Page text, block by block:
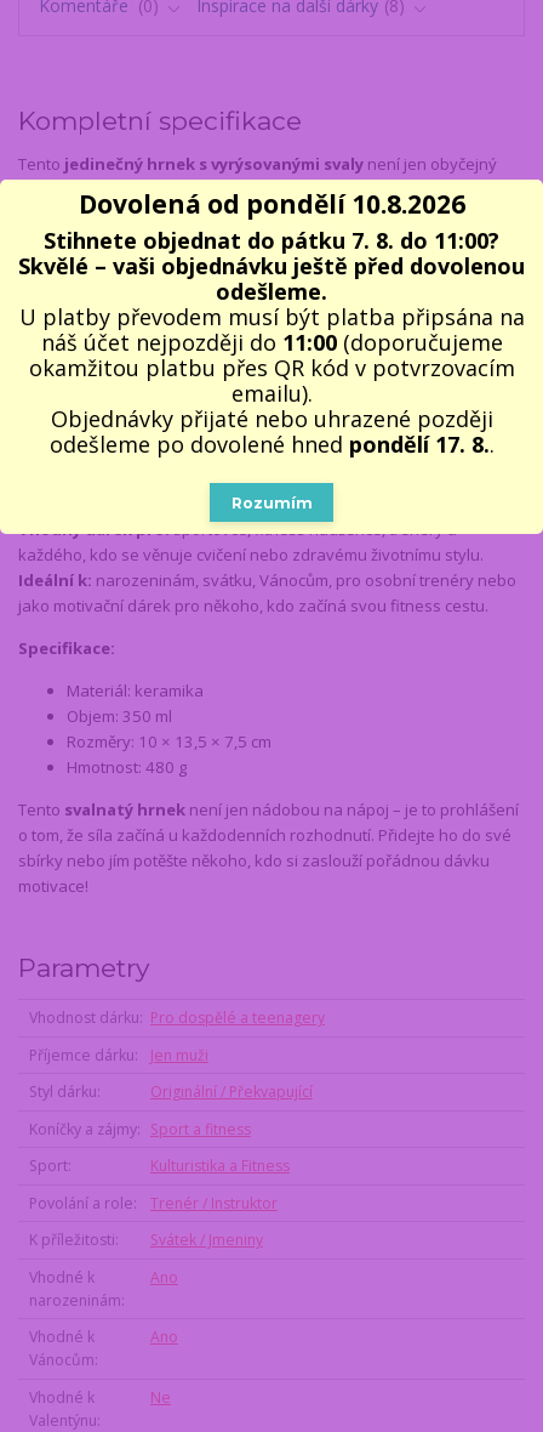
Komentáře 0 Inspirace na další dárky 8
Kompletní specifikace
Tento jedinečný hrnek s vyrýsovanými svaly není jen obyčejný
hrnek – je to symbol síly, odhodlání a disciplíny. Jeho realistický
inspirovaný svalnatou postavouvám každé ráno
připomene vaše fitness cílea motivuje vás k aktivnímu životnímu
stylu. Ať už si do něj nalijete ranní kávu, proteinový shake nebo
oblíbený čaj, vždy budete mít po ruce dávku motivace. Pro ženy,
které by se rády podívaly na svalnaté tělo, aniž by musely do
posilovny, je tentohrníček vtipným a originálním dárkem, který
je pobaví a přinese úsměv na tváři.
Vyroben z odolné keramiky, která udrží váš nápoj déle teplý, a díky
svému preciznímu zpracování je skvělým doplňkem do každé
kuchyně či kanceláře. Dodáváme v dárkovém balení, což z něj dělá
skvělý dárek pro každého, kdo miluje fitness a posilování.
Vhodný dárek pro:sportovce, fitness nadšence, trenéry a
každého, kdo se věnuje cvičení nebo zdravému životnímu stylu.
Ideální k: narozeninám, svátku, Vánocům, pro osobní trenéry nebo
jako motivační dárek pro někoho, kdo začíná svou fitness cestu.
Specifikace:
Materiál: keramika
Objem: 350 ml
Rozměry: 10 × 13,5 × 7,5 cm
Hmotnost: 480 g
Tento svalnatý hrnek není jen nádobou na nápoj – je to prohlášení
o tom, že síla začíná u každodenních rozhodnutí. Přidejte ho do své
sbírky nebo jím potěšte někoho, kdo si zaslouží pořádnou dávku
motivace!
Parametry
Vhodnost dárku
Pro dospělé a teenagery
Příjemce dárku
Jen muži
Styl dárku
Originální / Překvapující
Koníčky a zájmy
Sport a fitness
Sport
Kulturistika a Fitness
Povolání a role
Trenér / Instruktor
K příležitosti
Svátek / Jmeniny
Vhodné k
narozeninám
Ano
Vhodné k
Vánocům
Ano
Vhodné k
Valentýnu
Ne
Dovolená od pondělí 10.8.2026
Stihnete objednat do pátku 7. 8. do 11:00?
Skvělé – vaši objednávku ještě před dovolenou
odešleme.
U platby převodem musí být platba připsána na
náš účet nejpozději do 11:00(doporučujeme
okamžitou platbu přes QR kód v potvrzovacím
emailu).
Objednávky přijaté nebo uhrazené později
odešleme po dovolené hned pondělí 17. 8..
Rozumím